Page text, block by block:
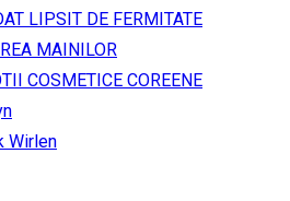
LIPSIT DE FERMITATE
MAINILOR
COSMETICE COREENE
Wirlen